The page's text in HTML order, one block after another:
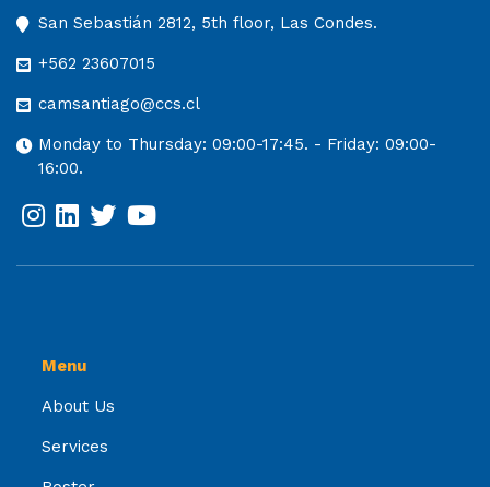
San Sebastián 2812, 5th floor, Las Condes.
+562 23607015
camsantiago@ccs.cl
Monday to Thursday: 09:00-17:45. - Friday: 09:00-
16:00.
Menu
About Us
Services